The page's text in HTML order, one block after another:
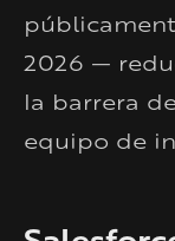
2026 —
la barrera
equipo de